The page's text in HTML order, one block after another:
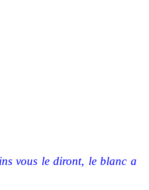
vous le diront, le blanc a